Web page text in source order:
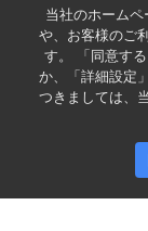
当社のホーム
や、お客様のご
す。 「同意す
か、「詳細設定
つきましては、